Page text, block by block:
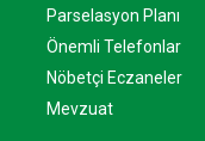
Parselasyon Planı
Önemli Telefonlar
Nöbetçi Eczaneler
Mevzuat